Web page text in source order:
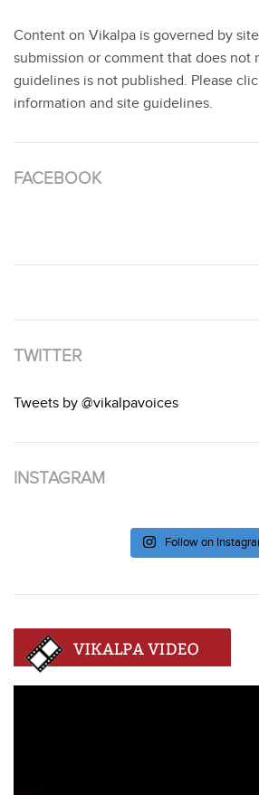
Content on Vikalpa is governed by
submission or comment that does not
guidelines is not published. Please
information and site guidelines.
FACEBOOK
TWITTER
Tweets by @vikalpavoices
INSTAGRAM
Follow on